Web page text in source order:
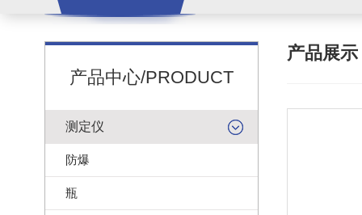
产品中心/PRODUCT
测定仪
防爆
瓶
产品展示